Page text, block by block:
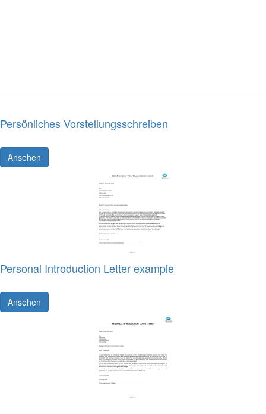
Persönliches Vorstellungsschreiben
Ansehen
Personal Introduction Letter example
Ansehen